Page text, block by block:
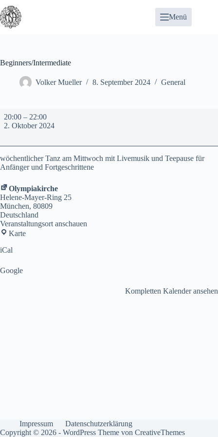
Inhalt
springen
Menü
Beginners/Intermediate
Volker Mueller 8. September 2024 General
Beginners/Intermediate
20:00 – 22:00
2. Oktober 2024
wöchentlicher Tanz am Mittwoch mit Livemusik und Teepause für
Anfänger und Fortgeschrittene
Olympiakirche
Helene-Mayer-Ring 25
München, 80809
Deutschland
Veranstaltungsort anschauen
KarteOlympiakirche
iCal
Google
Kompletten Kalender ansehen
Impressum
Datenschutzerklärung
Copyright © 2026 - WordPress Theme von CreativeThemes